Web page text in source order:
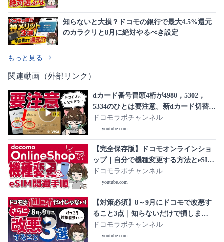
知らないと大損？ドコモの銀行で最大4.5%還元
のカラクリと8月に絶対やるべき設定
もっと見る
関連動画（外部リンク）
dカード番号冒頭4桁が4980，5302，
5334のひとは要注意。新dカード切替時
の落とし穴
ドコモラボチャンネル
youtube.com
【完全保存版】ドコモオンラインショ
ップ｜自分で機種変更する方法とeSIM
開通手順を解説します！(2024年)
ドコモラボチャンネル
youtube.com
【対策必須】8～9月にドコモで改悪す
ること3点｜知らないだけで損しま
す。。
ドコモラボチャンネル
youtube.com